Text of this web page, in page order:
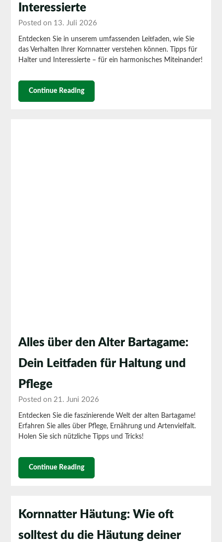
Interessierte
Posted on 13. Juli 2026
Entdecken Sie in unserem umfassenden Leitfaden, wie Sie
das Verhalten Ihrer Kornnatter verstehen können. Tipps für
Halter und Interessierte – für ein harmonisches Miteinander!
Continue Reading
Alles über den Alter Bartagame:
Dein Leitfaden für Haltung und
Pflege
Posted on 21. Juni 2026
Entdecken Sie die faszinierende Welt der alten Bartagame!
Erfahren Sie alles über Pflege, Ernährung und Artenvielfalt.
Holen Sie sich nützliche Tipps und Tricks!
Continue Reading
Kornnatter Häutung: Wie oft
solltest du die Häutung deiner